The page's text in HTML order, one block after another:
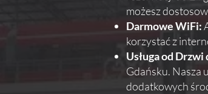
możesz
Darmowe WiFi:
korzystać z
Usługa od
Gdańsku. Nasza
dodatkowych